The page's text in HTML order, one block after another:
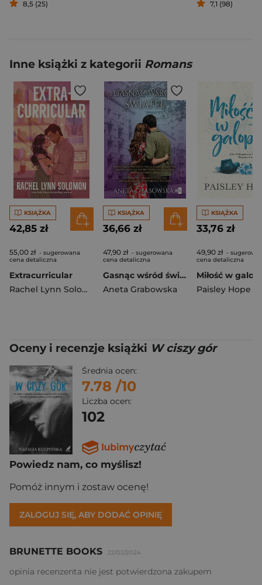
8,5 (25) 7,1 (98)
Inne książki z kategorii Romans
KSIĄŻKA
42,85 zł
55,00 zł - sugerowana
cena detaliczna
Extracurricular
Rachel Lynn Solomon
KSIĄŻKA
36,66 zł
47,90 zł - sugerowana
cena detaliczna
Gasnąc wśród świateł
Aneta Grabowska
KSIĄŻKA
33,76 zł
49,90 zł -
cena detaliczna
Paisley Hope
Oceny i recenzje książki W ciszy gór
Średnia ocen:
7.78 /10
Liczba ocen:
102
Powiedz nam, co myślisz!
Pomóż innym i zostaw ocenę!
ZALOGUJ SIĘ, ABY DODAĆ OPINIĘ
BRUNETTE BOOKS 22/02/2024
opinia recenzenta nie jest potwierdzona zakupem